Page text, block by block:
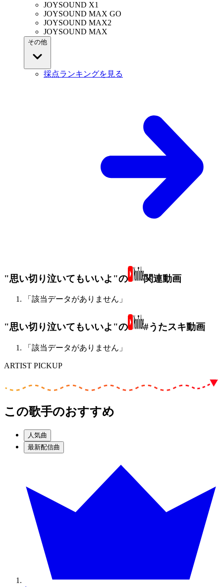
JOYSOUND X1
JOYSOUND MAX GO
JOYSOUND MAX2
JOYSOUND MAX
その他
採点ランキングを見る
"思い切り泣いてもいいよ"の 関連動画
「該当データがありません」
"思い切り泣いてもいいよ"の #うたスキ動画
「該当データがありません」
ARTIST PICKUP
この歌手のおすすめ
人気曲
最新配信曲